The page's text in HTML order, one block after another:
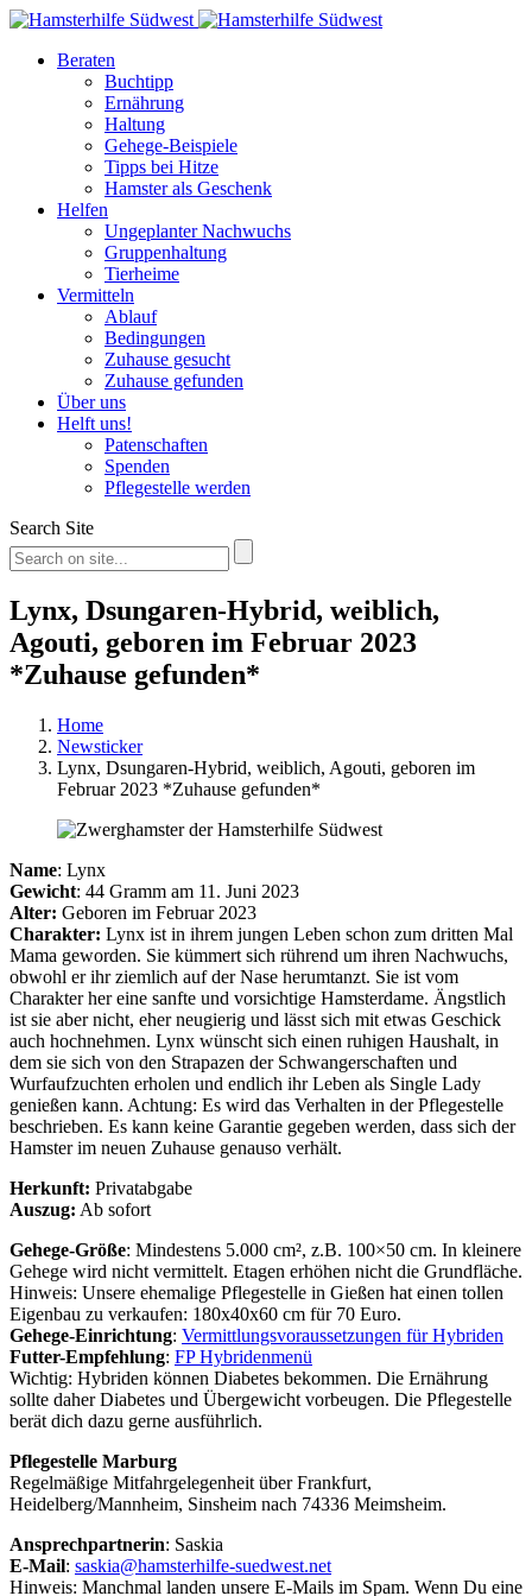
Beraten
Buchtipp
Ernährung
Haltung
Gehege-Beispiele
Tipps bei Hitze
Hamster als Geschenk
Helfen
Ungeplanter Nachwuchs
Gruppenhaltung
Tierheime
Vermitteln
Ablauf
Bedingungen
Zuhause gesucht
Zuhause gefunden
Über uns
Helft uns!
Patenschaften
Spenden
Pflegestelle werden
Search Site
Lynx, Dsungaren-Hybrid, weiblich,
Agouti, geboren im Februar 2023
*Zuhause gefunden*
Home
Newsticker
Lynx, Dsungaren-Hybrid, weiblich, Agouti, geboren im
Februar 2023 *Zuhause gefunden*
Name: Lynx
Gewicht: 44 Gramm am 11. Juni 2023
Alter: Geboren im Februar 2023
Charakter: Lynx ist in ihrem jungen Leben schon zum dritten Mal
Mama geworden. Sie kümmert sich rührend um ihren Nachwuchs,
obwohl er ihr ziemlich auf der Nase herumtanzt. Sie ist vom
Charakter her eine sanfte und vorsichtige Hamsterdame. Ängstlich
ist sie aber nicht, eher neugierig und lässt sich mit etwas Geschick
auch hochnehmen. Lynx wünscht sich einen ruhigen Haushalt, in
dem sie sich von den Strapazen der Schwangerschaften und
Wurfaufzuchten erholen und endlich ihr Leben als Single Lady
genießen kann. Achtung: Es wird das Verhalten in der Pflegestelle
beschrieben. Es kann keine Garantie gegeben werden, dass sich der
Hamster im neuen Zuhause genauso verhält.
Herkunft: Privatabgabe
Auszug: Ab sofort
Gehege-Größe: Mindestens 5.000 cm², z.B. 100×50 cm. In kleinere
Gehege wird nicht vermittelt. Etagen erhöhen nicht die Grundfläche.
Hinweis: Unsere ehemalige Pflegestelle in Gießen hat einen tollen
Eigenbau zu verkaufen: 180x40x60 cm für 70 Euro.
Gehege-Einrichtung: Vermittlungsvoraussetzungen für Hybriden
Futter-Empfehlung: FP Hybridenmenü
Wichtig: Hybriden können Diabetes bekommen. Die Ernährung
sollte daher Diabetes und Übergewicht vorbeugen. Die Pflegestelle
berät dich dazu gerne ausführlich.
Pflegestelle Marburg
Regelmäßige Mitfahrgelegenheit über Frankfurt,
Heidelberg/Mannheim, Sinsheim nach 74336 Meimsheim.
Ansprechpartnerin: Saskia
E-Mail: saskia@hamsterhilfe-suedwest.net
Hinweis: Manchmal landen unsere E-Mails im Spam. Wenn Du eine